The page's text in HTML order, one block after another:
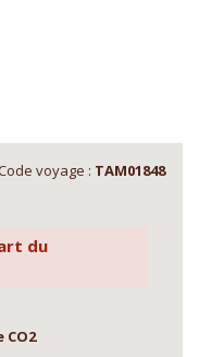
voyage : TAM01848
du
CO2